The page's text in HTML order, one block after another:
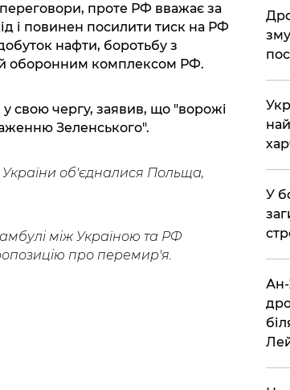
переговори, проте РФ вважає за
і повинен посилити тиск на РФ
нафти, боротьбу з
оборонним комплексом РФ.
свою чергу, заявив, що "ворожі
Зеленського".
об'єдналися Польща,
між Україною та РФ
про перемир'я.
​У
​Ан-